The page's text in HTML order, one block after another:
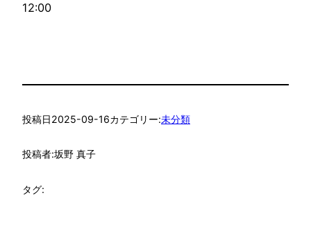
12:00
投稿日2025-09-16カテゴリー:未分類
投稿者:坂野 真子
タグ: